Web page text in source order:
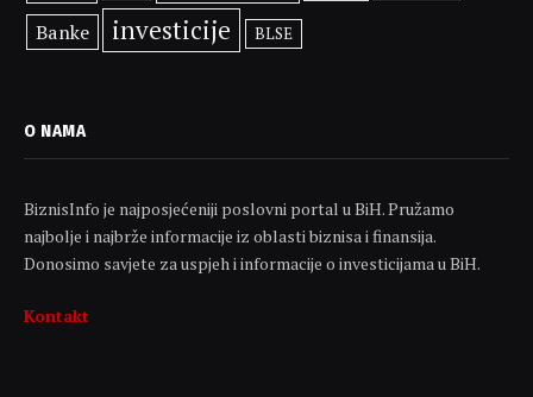
Banke investicije BLSE
O NAMA
BiznisInfo je najposjećeniji poslovni portal u BiH. Pružamo
najbolje i najbrže informacije iz oblasti biznisa i finansija.
Donosimo savjete za uspjeh i informacije o investicijama u BiH.
Kontakt